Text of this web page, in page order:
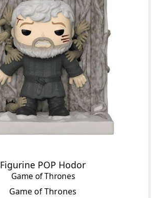
Figurine POP Hodor
Game of Thrones
Game of Thrones